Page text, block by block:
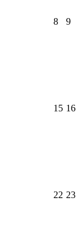
8 9
15 16
22 23